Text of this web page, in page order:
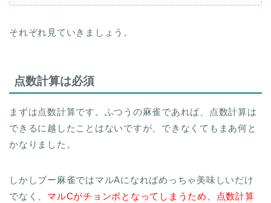
それぞれ見ていきましょう。
点数計算は必須
まずは点数計算です。ふつうの麻雀であれば、点数計算は
できるに越したことはないですが、できなくてもまあ何と
かなりました。
しかしブー麻雀ではマルAになればめっちゃ美味しいだけ
でなく、 マルCがチョンボとなってしまうため、点数計算